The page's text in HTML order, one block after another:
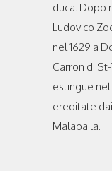
duca. Dopo
Ludovico
nel 1629 a
Carron di
estingue
ereditate
Malabaila.